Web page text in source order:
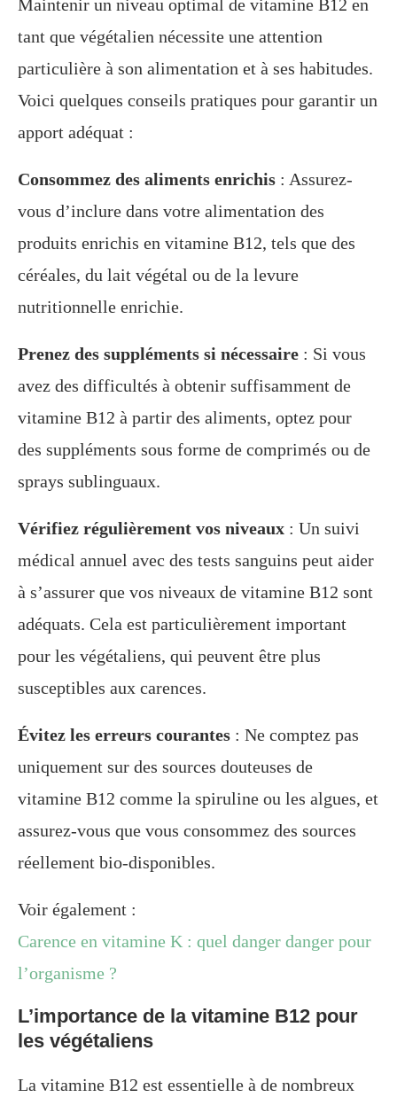
Maintenir un niveau optimal de vitamine B12 en
tant que végétalien nécessite une attention
particulière à son alimentation et à ses habitudes.
Voici quelques conseils pratiques pour garantir un
apport adéquat :
Consommez des aliments enrichis : Assurez-
vous d’inclure dans votre alimentation des
produits enrichis en vitamine B12, tels que des
céréales, du lait végétal ou de la levure
nutritionnelle enrichie.
Prenez des suppléments si nécessaire : Si vous
avez des difficultés à obtenir suffisamment de
vitamine B12 à partir des aliments, optez pour
des suppléments sous forme de comprimés ou de
sprays sublinguaux.
Vérifiez régulièrement vos niveaux : Un suivi
médical annuel avec des tests sanguins peut aider
à s’assurer que vos niveaux de vitamine B12 sont
adéquats. Cela est particulièrement important
pour les végétaliens, qui peuvent être plus
susceptibles aux carences.
Évitez les erreurs courantes : Ne comptez pas
uniquement sur des sources douteuses de
vitamine B12 comme la spiruline ou les algues, et
assurez-vous que vous consommez des sources
réellement bio-disponibles.
Voir également :
Carence en vitamine K : quel danger danger pour
l’organisme ?
L’importance de la vitamine B12 pour
les végétaliens
La vitamine B12 est essentielle à de nombreux